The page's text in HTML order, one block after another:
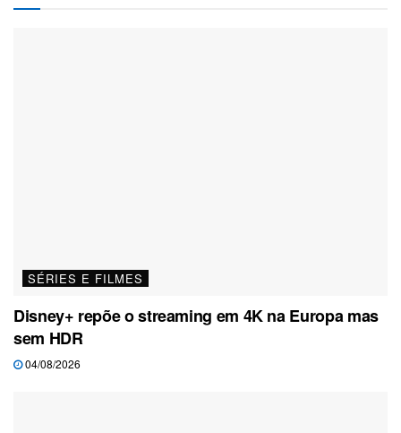
SÉRIES E FILMES
Disney+ repõe o streaming em 4K na Europa mas
sem HDR
04/08/2026